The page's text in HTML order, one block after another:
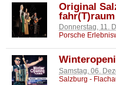
Original
fahr(T)raum
Donnerstag, 11.
Porsche
Samstag, 06.
Salzburg -